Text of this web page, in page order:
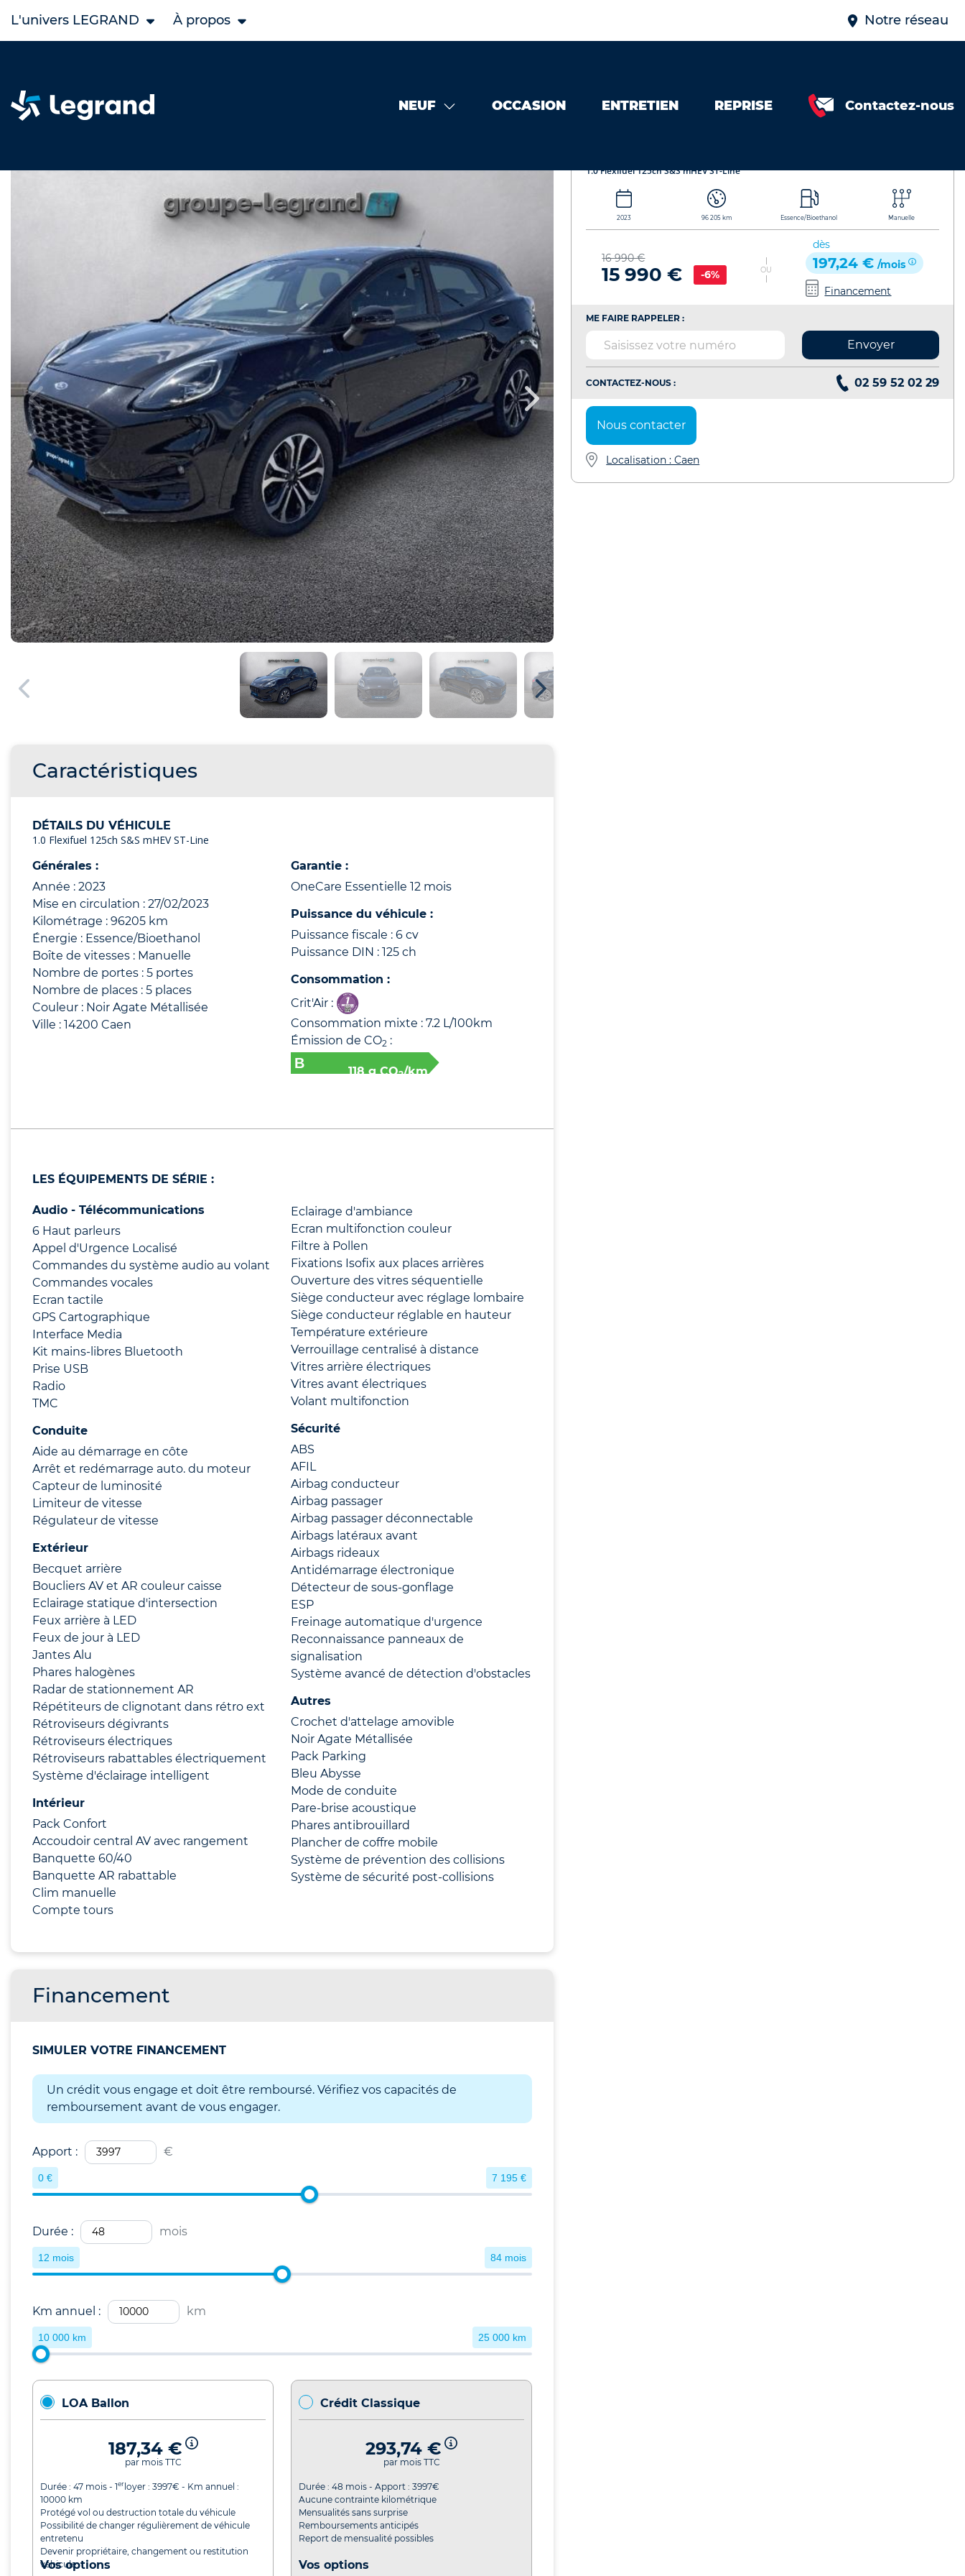
L'univers LEGRAND À propos Notre réseau
NEUF OCCASION ENTRETIEN REPRISE Contactez-nous
Accueil Legrand Occasion
1.0 Flexifuel 125ch S&S mHEV ST-Line
2023 96 205 km Essence/Bioethanol Manuelle
16 990 €
15 990 € -6% OU
dès
197,24 € /mois
Financement
ME FAIRE RAPPELER :
Envoyer
CONTACTEZ-NOUS : 02 59 52 02 29
Nous contacter
Localisation : Caen
Caractéristiques
DÉTAILS DU VÉHICULE
1.0 Flexifuel 125ch S&S mHEV ST-Line
Générales :
Année : 2023
Mise en circulation : 27/02/2023
Kilométrage : 96205 km
Énergie : Essence/Bioethanol
Boîte de vitesses : Manuelle
Nombre de portes : 5 portes
Nombre de places : 5 places
Couleur : Noir Agate Métallisée
Ville : 14200 Caen
Garantie :
OneCare Essentielle 12 mois
Puissance du véhicule :
Puissance fiscale : 6 cv
Puissance DIN : 125 ch
Consommation :
Crit'Air :
Consommation mixte : 7.2 L/100km
Émission de CO2 :
118 g CO2/km
LES ÉQUIPEMENTS DE SÉRIE :
Audio - Télécommunications
6 Haut parleurs
Appel d'Urgence Localisé
Commandes du système audio au volant
Commandes vocales
Ecran tactile
GPS Cartographique
Interface Media
Kit mains-libres Bluetooth
Prise USB
Radio
TMC
Conduite
Aide au démarrage en côte
Arrêt et redémarrage auto. du moteur
Capteur de luminosité
Limiteur de vitesse
Régulateur de vitesse
Extérieur
Becquet arrière
Boucliers AV et AR couleur caisse
Eclairage statique d'intersection
Feux arrière à LED
Feux de jour à LED
Jantes Alu
Phares halogènes
Radar de stationnement AR
Répétiteurs de clignotant dans rétro ext
Rétroviseurs dégivrants
Rétroviseurs électriques
Rétroviseurs rabattables électriquement
Système d'éclairage intelligent
Intérieur
Pack Confort
Accoudoir central AV avec rangement
Banquette 60/40
Banquette AR rabattable
Clim manuelle
Compte tours
Eclairage d'ambiance
Ecran multifonction couleur
Filtre à Pollen
Fixations Isofix aux places arrières
Ouverture des vitres séquentielle
Siège conducteur avec réglage lombaire
Siège conducteur réglable en hauteur
Température extérieure
Verrouillage centralisé à distance
Vitres arrière électriques
Vitres avant électriques
Volant multifonction
Sécurité
ABS
AFIL
Airbag conducteur
Airbag passager
Airbag passager déconnectable
Airbags latéraux avant
Airbags rideaux
Antidémarrage électronique
Détecteur de sous-gonflage
ESP
Freinage automatique d'urgence
Reconnaissance panneaux de
signalisation
Système avancé de détection d'obstacles
Autres
Crochet d'attelage amovible
Noir Agate Métallisée
Pack Parking
Bleu Abysse
Mode de conduite
Pare-brise acoustique
Phares antibrouillard
Plancher de coffre mobile
Système de prévention des collisions
Système de sécurité post-collisions
Financement
SIMULER VOTRE FINANCEMENT
Un crédit vous engage et doit être remboursé. Vérifiez vos capacités de
remboursement avant de vous engager.
Apport : €
0 € 7 195 €
Durée : mois
12 mois 84 mois
Km annuel : km
10 000 km 25 000 km
LOA Ballon
187,34 €
par mois TTC
Durée : 47 mois - 1er loyer : 3997€ - Km annuel :
10000 km
Protégé vol ou destruction totale du véhicule
Possibilité de changer régulièrement de véhicule
entretenu
Devenir propriétaire, changement ou restitution
véhicule
Vos options
Crédit Classique
293,74 €
par mois TTC
Durée :48 mois - Apport :3997€
Aucune contrainte kilométrique
Mensualités sans surprise
Remboursements anticipés
Report de mensualité possibles
Vos options